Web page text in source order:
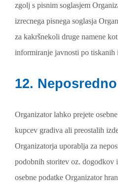
zgolj s pisnim soglasjem
izrecnega pisnega soglasja
za kakršnekoli druge namene
informiranje javnosti po tiskanih
12.
Organizator lahko prejete
kupcev gradiva ali preostalih
Organizatorja uporablja za
podobnih storitev oz. dogodkov
osebne podatke Organizator